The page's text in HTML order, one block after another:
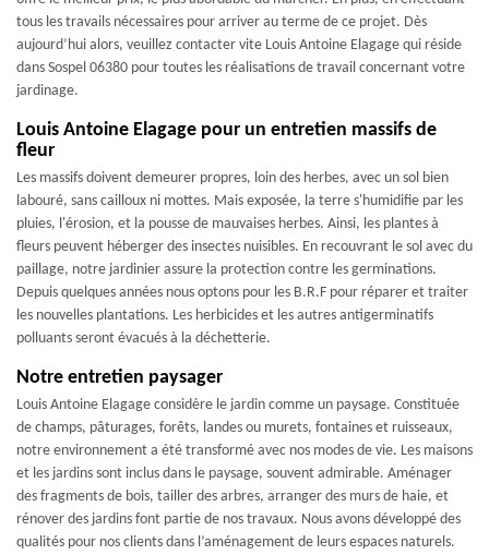
tous les travails nécessaires pour arriver au terme de ce projet. Dès
aujourd’hui alors, veuillez contacter vite Louis Antoine Elagage qui réside
dans Sospel 06380 pour toutes les réalisations de travail concernant votre
jardinage.
Louis Antoine Elagage pour un entretien massifs de
fleur
Les massifs doivent demeurer propres, loin des herbes, avec un sol bien
labouré, sans cailloux ni mottes. Mais exposée, la terre s'humidifie par les
pluies, l'érosion, et la pousse de mauvaises herbes. Ainsi, les plantes à
fleurs peuvent héberger des insectes nuisibles. En recouvrant le sol avec du
paillage, notre jardinier assure la protection contre les germinations.
Depuis quelques années nous optons pour les B.R.F pour réparer et traiter
les nouvelles plantations. Les herbicides et les autres antigerminatifs
polluants seront évacués à la déchetterie.
Notre entretien paysager
Louis Antoine Elagage considère le jardin comme un paysage. Constituée
de champs, pâturages, forêts, landes ou murets, fontaines et ruisseaux,
notre environnement a été transformé avec nos modes de vie. Les maisons
et les jardins sont inclus dans le paysage, souvent admirable. Aménager
des fragments de bois, tailler des arbres, arranger des murs de haie, et
rénover des jardins font partie de nos travaux. Nous avons développé des
qualités pour nos clients dans l’aménagement de leurs espaces naturels.